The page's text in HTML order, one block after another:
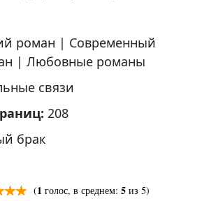
роман | Современный
| Любовные романы
связи
208
брак
(1 голос, в среднем: 5 из 5)